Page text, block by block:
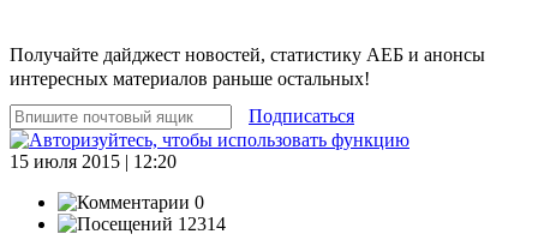
Получайте дайджест новостей, статистику АЕБ и анонсы
интересных материалов раньше остальных!
Подписаться
15 июля 2015 | 12:20
0
12314